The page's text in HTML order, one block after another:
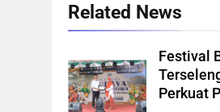
Related News
Festival
Perkuat